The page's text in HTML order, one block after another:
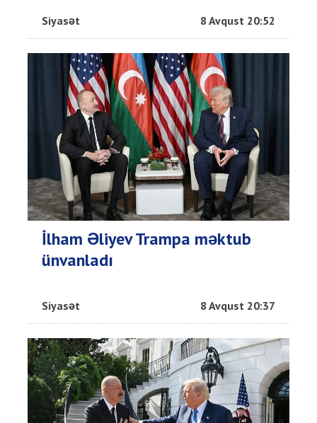
Siyasət 8 Avqust 20:52
İlham Əliyev Trampa məktub
ünvanladı
Siyasət 8 Avqust 20:37